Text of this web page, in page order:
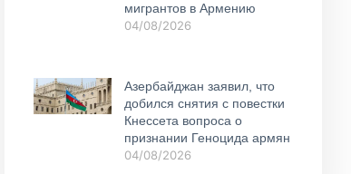
мигрантов в Армению
04/08/2026
Азербайджан заявил, что
добился снятия с повестки
Кнессета вопроса о
признании Геноцида армян
04/08/2026